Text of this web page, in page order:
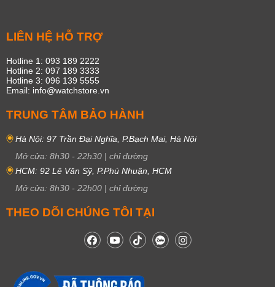
LIÊN HỆ HỖ TRỢ
Hotline 1: 093 189 2222
Hotline 2: 097 189 3333
Hotline 3: 096 139 5555
Email: info@watchstore.vn
TRUNG TÂM BẢO HÀNH
Hà Nội: 97 Trần Đại Nghĩa, P.Bạch Mai, Hà Nội
Mở cửa: 8h30 - 22h30 | chỉ đường
HCM: 92 Lê Văn Sỹ, P.Phú Nhuận, HCM
Mở cửa: 8h30 - 22h00 | chỉ đường
THEO DÕI CHÚNG TÔI TẠI